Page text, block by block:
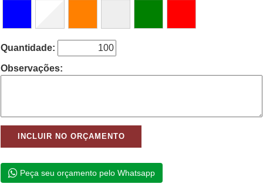
Quantidade:
Observações:
Peça seu orçamento pelo Whatsapp